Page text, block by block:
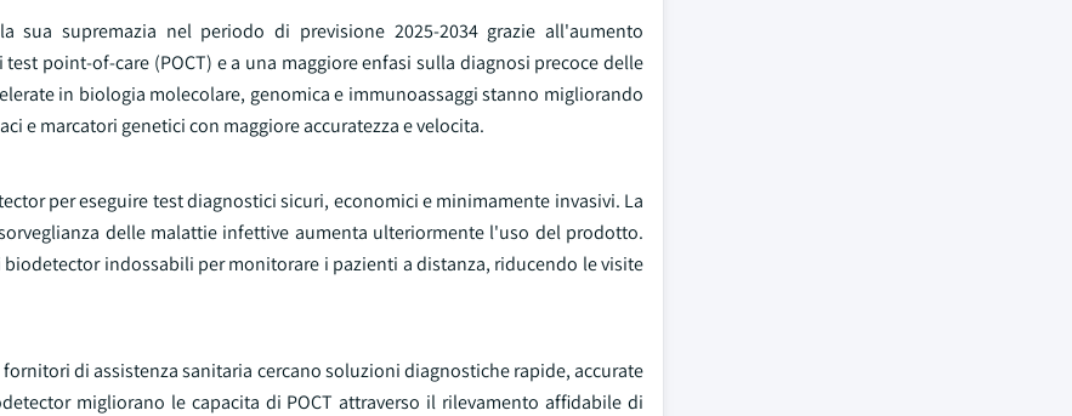
supremazia nel periodo di previsione 2025-2034 grazie all'aumento
point-of-care (POCT) e a una maggiore enfasi sulla diagnosi precoce delle
in biologia molecolare, genomica e immunoassaggi stanno migliorando
e marcatori genetici con maggiore accuratezza e velocita.
per eseguire test diagnostici sicuri, economici e minimamente invasivi. La
delle malattie infettive aumenta ulteriormente l'uso del prodotto.
indossabili per monitorare i pazienti a distanza, riducendo le visite
di assistenza sanitaria cercano soluzioni diagnostiche rapide, accurate
migliorano le capacita di POCT attraverso il rilevamento affidabile di